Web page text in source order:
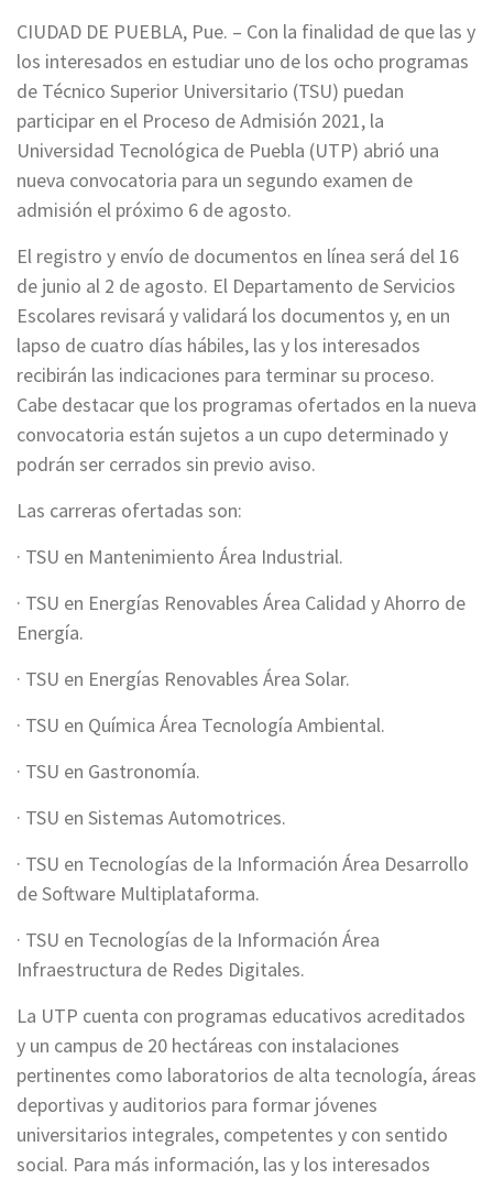
CIUDAD DE PUEBLA, Pue. – Con la finalidad de que las y
los interesados en estudiar uno de los ocho programas
de Técnico Superior Universitario (TSU) puedan
participar en el Proceso de Admisión 2021, la
Universidad Tecnológica de Puebla (UTP) abrió una
nueva convocatoria para un segundo examen de
admisión el próximo 6 de agosto.
El registro y envío de documentos en línea será del 16
de junio al 2 de agosto. El Departamento de Servicios
Escolares revisará y validará los documentos y, en un
lapso de cuatro días hábiles, las y los interesados
recibirán las indicaciones para terminar su proceso.
Cabe destacar que los programas ofertados en la nueva
convocatoria están sujetos a un cupo determinado y
podrán ser cerrados sin previo aviso.
Las carreras ofertadas son:
· TSU en Mantenimiento Área Industrial.
· TSU en Energías Renovables Área Calidad y Ahorro de
Energía.
· TSU en Energías Renovables Área Solar.
· TSU en Química Área Tecnología Ambiental.
· TSU en Gastronomía.
· TSU en Sistemas Automotrices.
· TSU en Tecnologías de la Información Área Desarrollo
de Software Multiplataforma.
· TSU en Tecnologías de la Información Área
Infraestructura de Redes Digitales.
La UTP cuenta con programas educativos acreditados
y un campus de 20 hectáreas con instalaciones
pertinentes como laboratorios de alta tecnología, áreas
deportivas y auditorios para formar jóvenes
universitarios integrales, competentes y con sentido
social. Para más información, las y los interesados